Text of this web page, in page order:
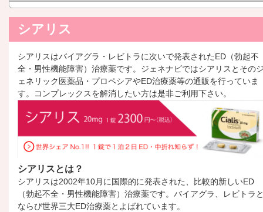
シアリス
シアリスはバイアグラ・レビトラに次いで発表されたED（勃起不
全・男性機能障害）治療薬です。ジェネナビではシアリスとその
ェネリック医薬品・プロペシアやED治療薬等の通販を行っていま
す。コンプレックスを解消したい方は是非ご利用下さい。
シアリスとは？
シアリスは2002年10月に国際的に発表された、比較的新しいED
（勃起不全・男性機能障害）治療薬です。バイアグラ、レビトラ
ならび世界三大ED治療薬とよばれています。